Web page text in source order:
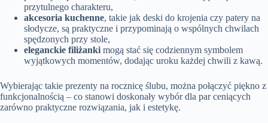
przytulnego charakteru,
akcesoria kuchenne, takie jak deski do krojenia czy patery na
słodycze, są praktyczne i przypominają o wspólnych chwilach
spędzonych przy stole,
eleganckie filiżanki mogą stać się codziennym symbolem
wyjątkowych momentów, dodając uroku każdej chwili z kawą.
Wybierając takie prezenty na rocznicę ślubu, można połączyć piękno z
funkcjonalnością – co stanowi doskonały wybór dla par ceniących
zarówno praktyczne rozwiązania, jak i estetykę.